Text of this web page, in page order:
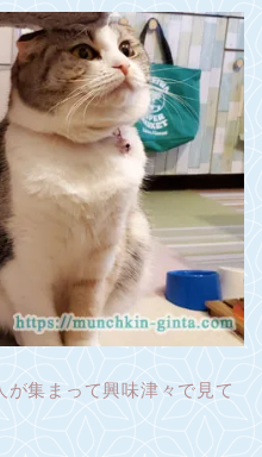
集まって興味津々で見て